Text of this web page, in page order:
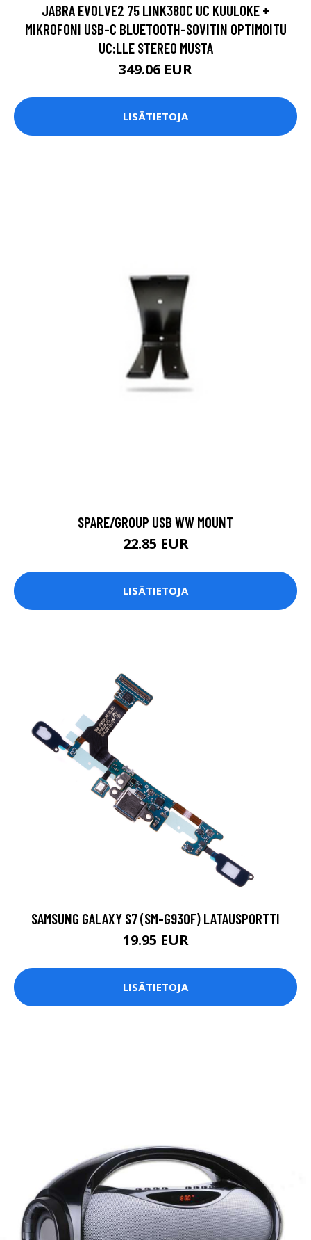
JABRA EVOLVE2 75 LINK380C UC KUULOKE +
MIKROFONI USB-C BLUETOOTH-SOVITIN OPTIMOITU
UC:LLE STEREO MUSTA
349.06 EUR
LISÄTIETOJA
SPARE/GROUP USB WW MOUNT
22.85 EUR
LISÄTIETOJA
SAMSUNG GALAXY S7 (SM-G930F) LATAUSPORTTI
19.95 EUR
LISÄTIETOJA